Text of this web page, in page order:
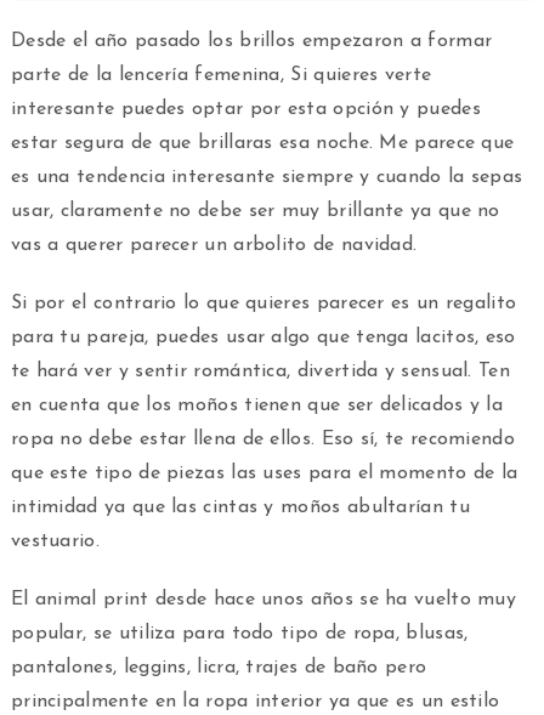
Desde el año pasado los brillos empezaron a formar
parte de la lencería femenina, Si quieres verte
interesante puedes optar por esta opción y puedes
estar segura de que brillaras esa noche. Me parece que
es una tendencia interesante siempre y cuando la sepas
usar, claramente no debe ser muy brillante ya que no
vas a querer parecer un arbolito de navidad.
Si por el contrario lo que quieres parecer es un regalito
para tu pareja, puedes usar algo que tenga lacitos, eso
te hará ver y sentir romántica, divertida y sensual. Ten
en cuenta que los moños tienen que ser delicados y la
ropa no debe estar llena de ellos. Eso sí, te recomiendo
que este tipo de piezas las uses para el momento de la
intimidad ya que las cintas y moños abultarían tu
vestuario.
El animal print desde hace unos años se ha vuelto muy
popular, se utiliza para todo tipo de ropa, blusas,
pantalones, leggins, licra, trajes de baño pero
principalmente en la ropa interior ya que es un estilo